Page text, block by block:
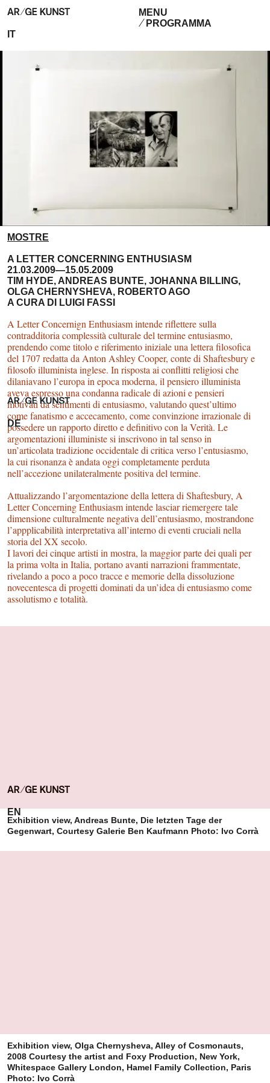
IT
DE
EN
MENU
PROGRAMMA
MOSTRE
A LETTER CONCERNING ENTHUSIASM
21.03.2009—15.05.2009
TIM HYDE, ANDREAS BUNTE, JOHANNA BILLING,
OLGA CHERNYSHEVA, ROBERTO AGO
A CURA DI LUIGI FASSI
A Letter Concernign Enthusiasm intende riflettere sulla
contradditoria complessità culturale del termine entusiasmo,
prendendo come titolo e riferimento iniziale una lettera filosofica
del 1707 redatta da Anton Ashley Cooper, conte di Shaftesbury e
filosofo illuminista inglese. In risposta ai conflitti religiosi che
dilaniavano l’europa in epoca moderna, il pensiero illuminista
aveva espresso una condanna radicale di azioni e pensieri
motivati da sentimenti di entusiasmo, valutando quest’ultimo
come fanatismo e accecamento, come convinzione irrazionale di
possedere un rapporto diretto e definitivo con la Verità. Le
argomentazioni illuministe si inscrivono in tal senso in
un’articolata tradizione occidentale di critica verso l’entusiasmo,
la cui risonanza è andata oggi completamente perduta
nell’accezione unilateralmente positiva del termine.
Attualizzando l’argomentazione della lettera di Shaftesbury, A
Letter Concerning Enthusiasm intende lasciar riemergere tale
dimensione culturalmente negativa dell’entusiasmo, mostrandone
l’appplicabilità interpretativa all’interno di eventi cruciali nella
storia del XX secolo.
I lavori dei cinque artisti in mostra, la maggior parte dei quali per
la prima volta in Italia, portano avanti narrazioni frammentate,
rivelando a poco a poco tracce e memorie della dissoluzione
novecentesca di progetti dominati da un’idea di entusiasmo come
assolutismo e totalità.
Exhibition view, Andreas Bunte, Die letzten Tage der
Gegenwart, Courtesy Galerie Ben Kaufmann Photo: Ivo Corrà
Exhibition view, Olga Chernysheva, Alley of Cosmonauts,
2008 Courtesy the artist and Foxy Production, New York,
Whitespace Gallery London, Hamel Family Collection, Paris
Photo: Ivo Corrà